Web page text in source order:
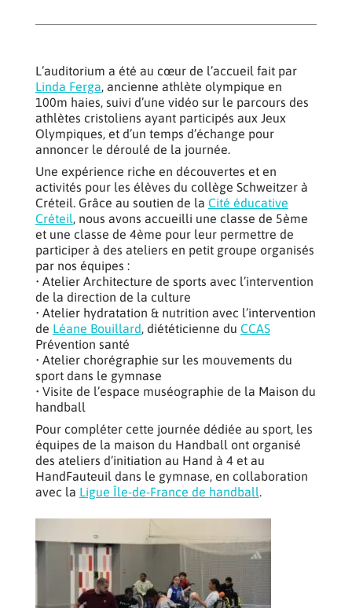
L’auditorium a été au cœur de l’accueil fait par
Linda Ferga, ancienne athlète olympique en
100m haies, suivi d’une vidéo sur le parcours des
athlètes cristoliens ayant participés aux Jeux
Olympiques, et d’un temps d’échange pour
annoncer le déroulé de la journée.
Une expérience riche en découvertes et en
activités pour les élèves du collège Schweitzer à
Créteil. Grâce au soutien de la Cité éducative
Créteil, nous avons accueilli une classe de 5ème
et une classe de 4ème pour leur permettre de
participer à des ateliers en petit groupe organisés
par nos équipes :
• Atelier Architecture de sports avec l’intervention
de la direction de la culture
• Atelier hydratation & nutrition avec l’intervention
de Léane Bouillard, diététicienne du CCAS
Prévention santé
• Atelier chorégraphie sur les mouvements du
sport dans le gymnase
• Visite de l’espace muséographie de la Maison du
handball
Pour compléter cette journée dédiée au sport, les
équipes de la maison du Handball ont organisé
des ateliers d’initiation au Hand à 4 et au
HandFauteuil dans le gymnase, en collaboration
avec la Ligue Île-de-France de handball.